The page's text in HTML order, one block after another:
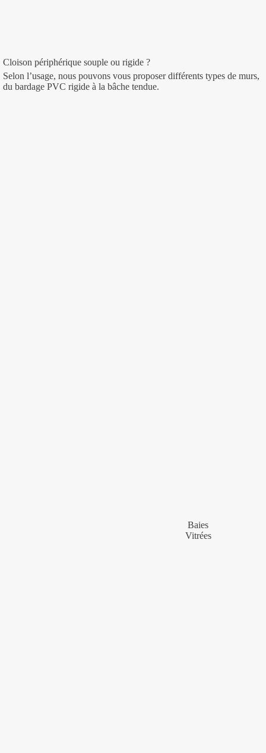
Cloison périphérique souple ou rigide ?
Selon l’usage, nous pouvons vous proposer différents types de murs,
du bardage PVC rigide à la bâche tendue.
Baies
Vitrées